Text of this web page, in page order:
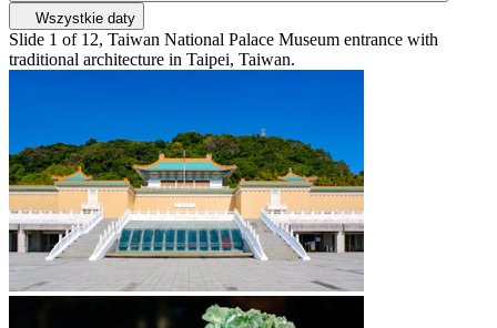
Wszystkie daty
Slide 1 of 12, Taiwan National Palace Museum entrance with
traditional architecture in Taipei, Taiwan.